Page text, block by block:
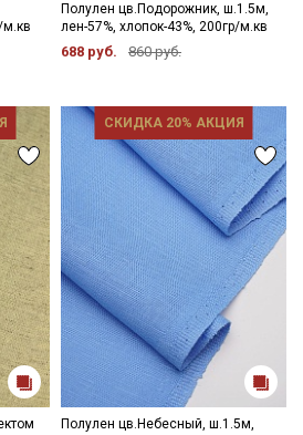
м.кв
Полулен цв.Подорожник, ш.1.5м,
лен-57%, хлопок-43%, 200гр/м.кв
688 руб. 860 руб.
СКИДКА 20% АКЦИЯ
Полулен цв.Небесный, ш.1.5м,
обработки персональных
на обработку персональных